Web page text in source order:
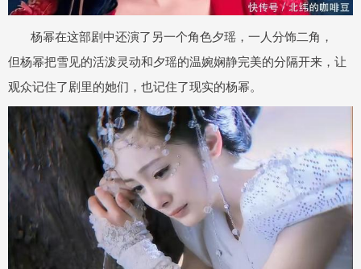
杨幂在这部剧中还演了另一个角色夕瑶，一人分饰二角，
但杨幂把雪见的活泼灵动和夕瑶的温婉娴静完美的分隔开来，让
观众记住了剧里的她们，也记住了现实的杨幂。